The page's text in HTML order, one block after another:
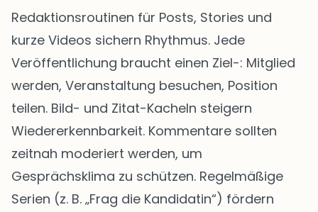
Redaktionsroutinen für Posts, Stories und
kurze Videos sichern Rhythmus. Jede
Veröffentlichung braucht einen Ziel-: Mitglied
werden, Veranstaltung besuchen, Position
teilen. Bild- und Zitat-Kacheln steigern
Wiedererkennbarkeit. Kommentare sollten
zeitnah moderiert werden, um
Gesprächsklima zu schützen. Regelmäßige
Serien (z. B. „Frag die Kandidatin“) fördern